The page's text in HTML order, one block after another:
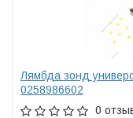
Лямбда зонд
0258986602
0